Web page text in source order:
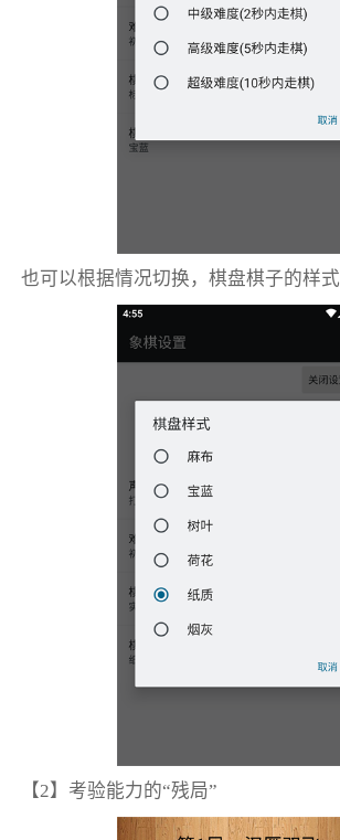
也可以根据情况切换，棋盘棋子的样式
【2】考验能力的“残局”